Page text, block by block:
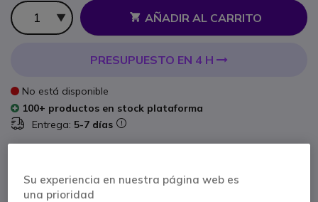
Cantidad
AÑADIR AL CARRITO
PRESUPUESTO EN 4 H
No está disponible
100+ productos en stock plataforma
Entrega: 5-7 días
Paga en 3 pagos de138,32 € Mostrar más
Su experiencia en nuestra página web es
una prioridad